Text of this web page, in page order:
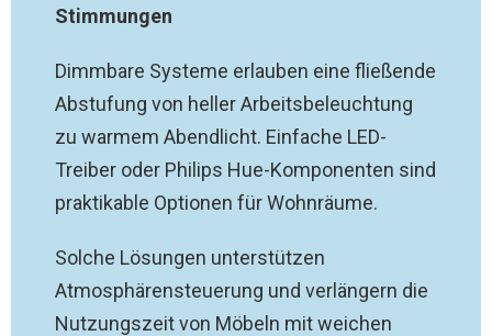
Stimmungen
Dimmbare Systeme erlauben eine fließende
Abstufung von heller Arbeitsbeleuchtung
zu warmem Abendlicht. Einfache LED-
Treiber oder Philips Hue-Komponenten sind
praktikable Optionen für Wohnräume.
Solche Lösungen unterstützen
Atmosphärensteuerung und verlängern die
Nutzungszeit von Möbeln mit weichen